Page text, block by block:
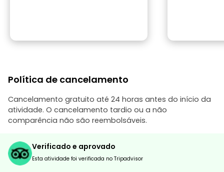
Política de cancelamento
Cancelamento gratuito até 24 horas antes do início da
atividade. O cancelamento tardio ou a não
comparência não são reembolsáveis.
Verificado e aprovado
Esta atividade foi verificada no Tripadvisor